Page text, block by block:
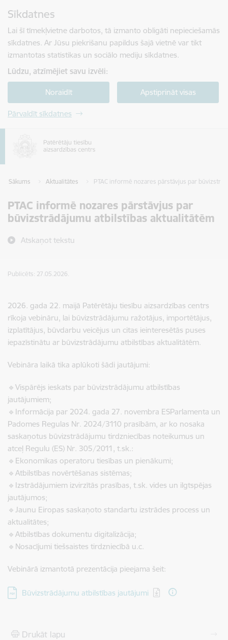
Sīkdatnes
Lai šī tīmekļvietne darbotos, tā izmanto obligāti nepieciešamās
sīkdatnes. Ar Jūsu piekrišanu papildus šajā vietnē var tikt
izmantotas statistikas un sociālo mediju sīkdatnes.
Lūdzu, atzīmējiet savu izvēli:
Noraidīt Apstiprināt visas
Pārvaldīt sīkdatnes
Sākums Aktualitātes PTAC informē nozares pārstāvjus par
PTAC informē nozares pārstāvjus par
būvizstrādājumu atbilstības aktualitātēm
Atskaņot tekstu
Publicēts: 27.05.2026.
2026. gada 22. maijā Patērētāju tiesību aizsardzības centrs
rīkoja vebināru, lai būvizstrādājumu ražotājus, importētājus,
izplatītājus, būvdarbu veicējus un citas ieinteresētās puses
iepazīstinātu ar būvizstrādājumu atbilstības aktualitātēm.
Vebināra laikā tika aplūkoti šādi jautājumi:
🔹Vispārējs ieskats par būvizstrādājumu atbilstības
jautājumiem;
🔹Informācija par 2024. gada 27. novembra ESParlamenta un
Padomes Regulas Nr. 2024/3110 prasībām, ar ko nosaka
saskaņotus būvizstrādājumu tirdzniecības noteikumus un
atceļ Regulu (ES) Nr. 305/2011, t.sk.:
🔹Ekonomikas operatoru tiesības un pienākumi;
🔹Atbilstības novērtēšanas sistēmas;
🔹Izstrādājumiem izvirzītās prasības, t.sk. vides un ilgtspējas
jautājumos;
🔹Jaunu Eiropas saskaņoto standartu izstrādes process un
aktualitātes;
🔹Atbilstības dokumentu digitalizācija;
🔹Nosacījumi tiešsaistes tirdzniecībā u.c.
Vebinārā izmantotā prezentācija pieejama šeit:
Lejupielādēt:
Būvizstrādājumu atbilstības jautājumi
Drukāt lapu